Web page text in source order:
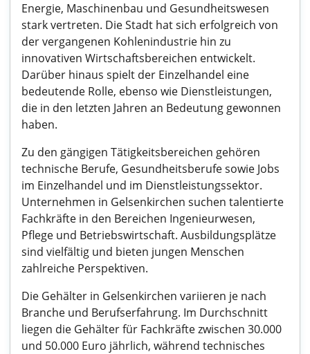
Energie, Maschinenbau und Gesundheitswesen
stark vertreten. Die Stadt hat sich erfolgreich von
der vergangenen Kohlenindustrie hin zu
innovativen Wirtschaftsbereichen entwickelt.
Darüber hinaus spielt der Einzelhandel eine
bedeutende Rolle, ebenso wie Dienstleistungen,
die in den letzten Jahren an Bedeutung gewonnen
haben.
Zu den gängigen Tätigkeitsbereichen gehören
technische Berufe, Gesundheitsberufe sowie Jobs
im Einzelhandel und im Dienstleistungssektor.
Unternehmen in Gelsenkirchen suchen talentierte
Fachkräfte in den Bereichen Ingenieurwesen,
Pflege und Betriebswirtschaft. Ausbildungsplätze
sind vielfältig und bieten jungen Menschen
zahlreiche Perspektiven.
Die Gehälter in Gelsenkirchen variieren je nach
Branche und Berufserfahrung. Im Durchschnitt
liegen die Gehälter für Fachkräfte zwischen 30.000
und 50.000 Euro jährlich, während technisches